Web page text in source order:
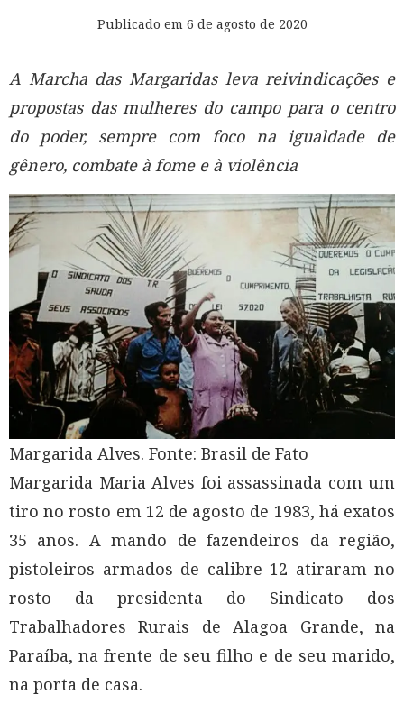
Publicado em 6 de agosto de 2020
A Marcha das Margaridas leva reivindicações e
propostas das mulheres do campo para o centro
do poder, sempre com foco na igualdade de
gênero, combate à fome e à violência
Margarida Alves. Fonte: Brasil de Fato
Margarida Maria Alves foi assassinada com um
tiro no rosto em 12 de agosto de 1983, há exatos
35 anos. A mando de fazendeiros da região,
pistoleiros armados de calibre 12 atiraram no
rosto da presidenta do Sindicato dos
Trabalhadores Rurais de Alagoa Grande, na
Paraíba, na frente de seu filho e de seu marido,
na porta de casa.